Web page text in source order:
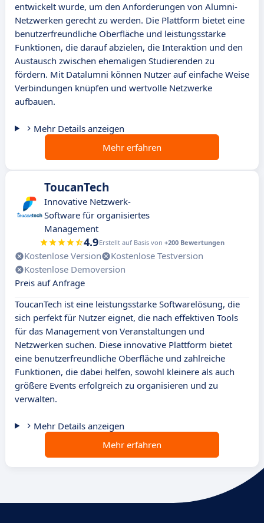
entwickelt wurde, um den Anforderungen von Alumni-
Netzwerken gerecht zu werden. Die Plattform bietet eine
benutzerfreundliche Oberfläche und leistungsstarke
Funktionen, die darauf abzielen, die Interaktion und den
Austausch zwischen ehemaligen Studierenden zu
fördern. Mit Datalumni können Nutzer auf einfache Weise
Verbindungen knüpfen und wertvolle Netzwerke
aufbauen.
Mehr Details anzeigen
Mehr erfahren
ToucanTech
Innovative Netzwerk-
Software für organisiertes
Management
4.9Erstellt auf Basis von +200 Bewertungen
Kostenlose Version
Kostenlose Testversion
Kostenlose Demoversion
Preis auf Anfrage
ToucanTech ist eine leistungsstarke Softwarelösung, die
sich perfekt für Nutzer eignet, die nach effektiven Tools
für das Management von Veranstaltungen und
Netzwerken suchen. Diese innovative Plattform bietet
eine benutzerfreundliche Oberfläche und zahlreiche
Funktionen, die dabei helfen, sowohl kleinere als auch
größere Events erfolgreich zu organisieren und zu
verwalten.
Mehr Details anzeigen
Mehr erfahren